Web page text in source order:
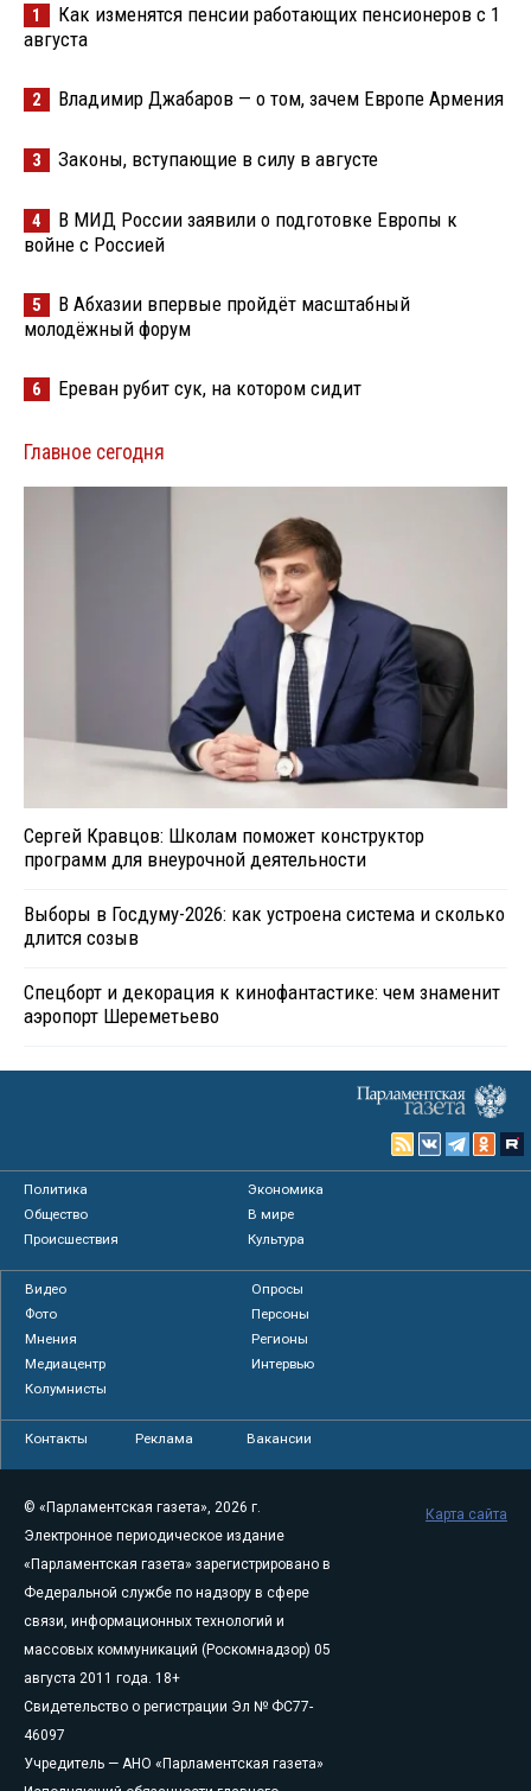
1
Как изменятся пенсии работающих пенсионеров с 1
августа
2 Владимир Джабаров — о том, зачем Европе Армения
3 Законы, вступающие в силу в августе
4
В МИД России заявили о подготовке Европы к
войне с Россией
5
В Абхазии впервые пройдёт масштабный
молодёжный форум
6 Ереван рубит сук, на котором сидит
Главное сегодня
Сергей Кравцов: Школам поможет конструктор
программ для внеурочной деятельности
Выборы в Госдуму-2026: как устроена система и сколько
длится созыв
Спецборт и декорация к кинофантастике: чем знаменит
аэропорт Шереметьево
Политика
Экономика
Общество
В мире
Происшествия
Культура
Видео
Опросы
Фото
Персоны
Мнения
Регионы
Медиацентр
Интервью
Колумнисты
Контакты Реклама Вакансии
© «Парламентская газета», 2026 г.
Электронное периодическое издание
«Парламентская газета» зарегистрировано в
Федеральной службе по надзору в сфере
связи, информационных технологий и
массовых коммуникаций (Роскомнадзор) 05
августа 2011 года. 18+
Свидетельство о регистрации Эл № ФС77-
46097
Учредитель — АНО «Парламентская газета»
Карта сайта